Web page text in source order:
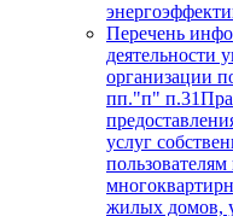
Перечень
деятельности
организации
пп."п" п.31
услуг
жилых домов,